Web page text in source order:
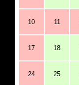
10 11
17 18
24 25